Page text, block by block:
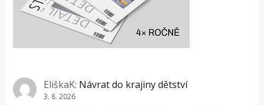
EliškaK: Návrat do krajiny dětství
3. 8. 2026